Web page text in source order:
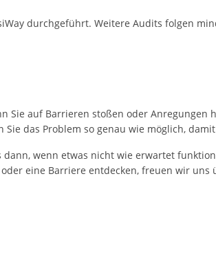
durchgeführt. Weitere Audits folgen
Sie auf Barrieren stoßen oder Anregungen
das Problem so genau wie möglich,
wenn etwas nicht wie erwartet
eine Barriere entdecken, freuen wir uns